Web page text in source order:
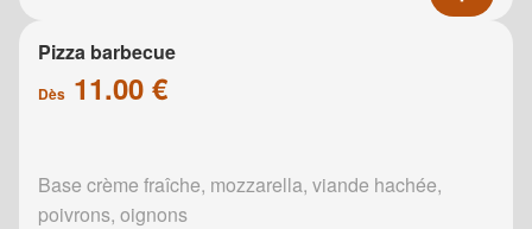
Pizza barbecue
Dès 11.00 €
Base crème fraîche, mozzarella, viande hachée,
poivrons, oignons